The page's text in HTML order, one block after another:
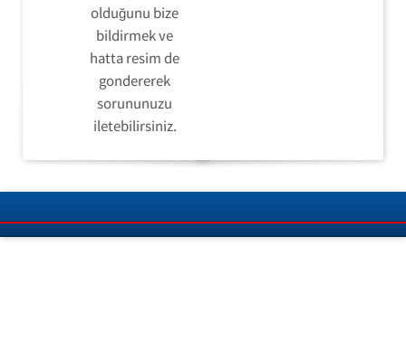
olduğunu bize
bildirmek ve
hatta resim de
gondererek
sorununuzu
iletebilirsiniz.